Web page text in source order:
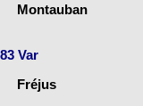
Montauban
83 Var
Fréjus